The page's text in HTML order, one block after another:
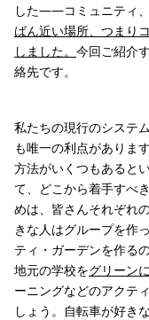
した——コミュニティ、
ばん近い場所、つまり
しました。 今回ご紹介
絡先です。
私たちの現行のシステ
も唯一の利点がありま
方法がいくつもあると
て、どこから着手すべ
めは、皆さんそれぞれ
きな人はグループを作
ティ・ガーデンを作る
地元の学校をグリーン
ーニングなどのアクテ
しょう。自転車が好き